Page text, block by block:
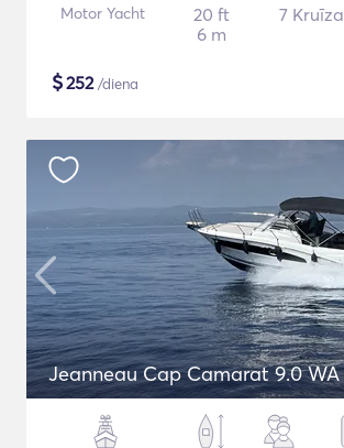
Motor Yacht
20 ft
6 m
7 Kruīza
$252/diena
Jeanneau Cap Camarat 9.0 WA